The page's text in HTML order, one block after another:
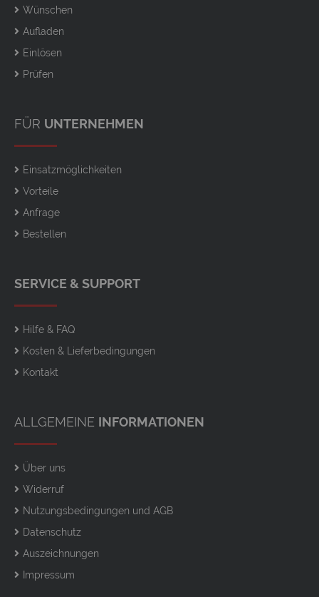
Wünschen
Aufladen
Einlösen
Prüfen
FÜR UNTERNEHMEN
Einsatzmöglichkeiten
Vorteile
Anfrage
Bestellen
SERVICE & SUPPORT
Hilfe & FAQ
Kosten & Lieferbedingungen
Kontakt
ALLGEMEINE INFORMATIONEN
Über uns
Widerruf
Nutzungsbedingungen und AGB
Datenschutz
Auszeichnungen
Impressum